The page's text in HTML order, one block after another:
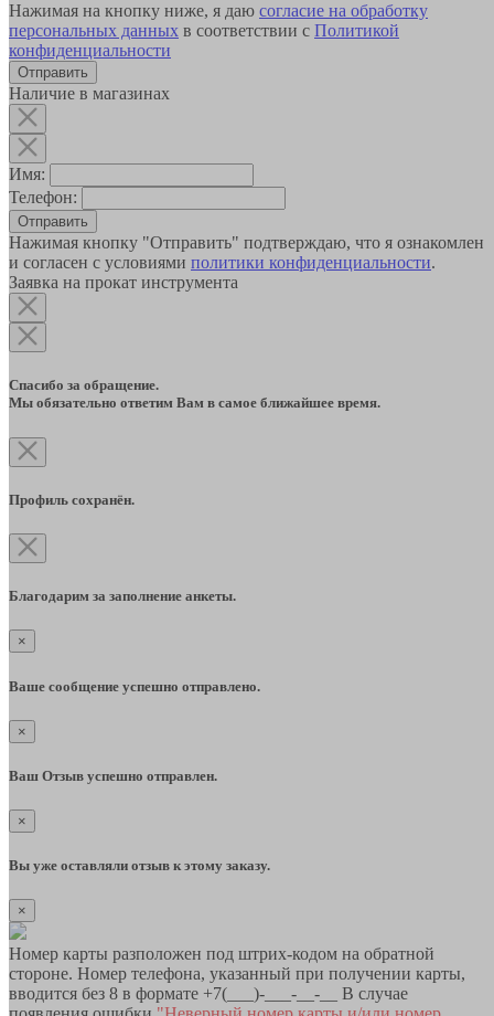
Нажимая на кнопку ниже, я даю согласие на обработку
персональных данных в соответствии с Политикой
конфиденциальности
Наличие в магазинах
Имя:
Телефон:
Отправить
Нажимая кнопку "Отправить" подтверждаю, что я ознакомлен
и согласен с условиями политики конфиденциальности.
Заявка на прокат инструмента
Спасибо за обращение.
Мы обязательно ответим Вам в самое ближайшее время.
Профиль сохранён.
Благодарим за заполнение анкеты.
×
Ваше сообщение успешно отправлено.
×
Ваш Отзыв успешно отправлен.
×
Вы уже оставляли отзыв к этому заказу.
×
Номер карты разположен под штрих-кодом на обратной
стороне. Номер телефона, указанный при получении карты,
вводится без 8 в формате +7(___)-___-__-__ В случае